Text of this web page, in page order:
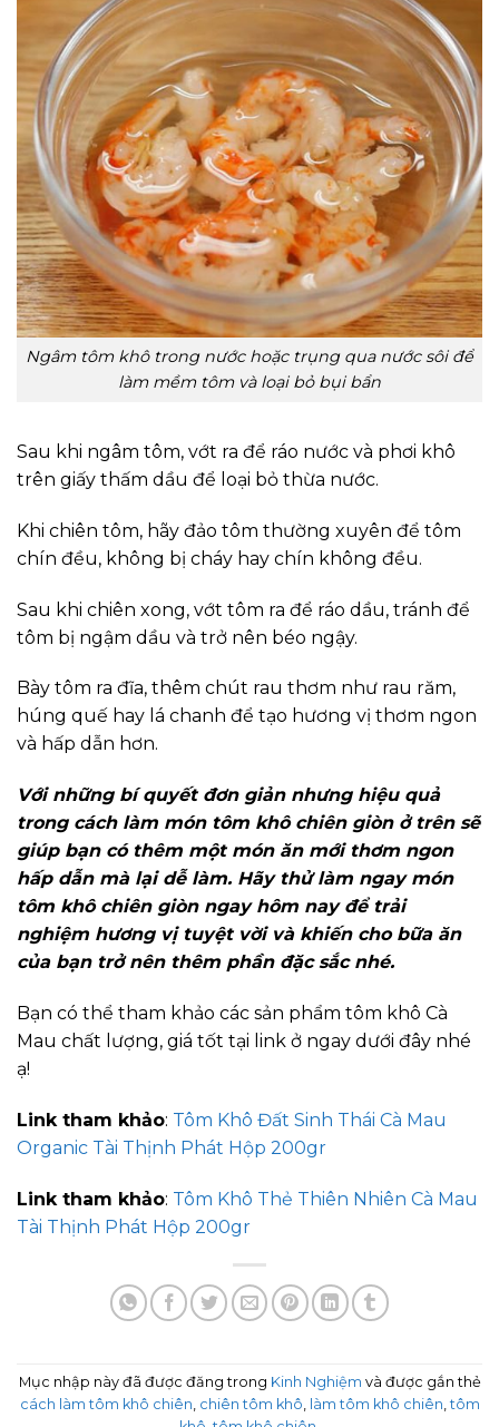
Ngâm tôm khô trong nước hoặc trụng qua nước sôi để
làm mềm tôm và loại bỏ bụi bẩn
Sau khi ngâm tôm, vớt ra để ráo nước và phơi khô
trên giấy thấm dầu để loại bỏ thừa nước.
Khi chiên tôm, hãy đảo tôm thường xuyên để tôm
chín đều, không bị cháy hay chín không đều.
Sau khi chiên xong, vớt tôm ra để ráo dầu, tránh để
tôm bị ngậm dầu và trở nên béo ngậy.
Bày tôm ra đĩa, thêm chút rau thơm như rau răm,
húng quế hay lá chanh để tạo hương vị thơm ngon
và hấp dẫn hơn.
Với những bí quyết đơn giản nhưng hiệu quả
trong cách làm món tôm khô chiên giòn ở trên sẽ
giúp bạn có thêm một món ăn mới thơm ngon
hấp dẫn mà lại dễ làm. Hãy thử làm ngay món
tôm khô chiên giòn ngay hôm nay để trải
nghiệm hương vị tuyệt vời và khiến cho bữa ăn
của bạn trở nên thêm phần đặc sắc nhé.
Bạn có thể tham khảo các sản phẩm tôm khô Cà
Mau chất lượng, giá tốt tại link ở ngay dưới đây nhé
ạ!
Link tham khảo: Tôm Khô Đất Sinh Thái Cà Mau
Organic Tài Thịnh Phát Hộp 200gr
Link tham khảo: Tôm Khô Thẻ Thiên Nhiên Cà Mau
Tài Thịnh Phát Hộp 200gr
Mục nhập này đã được đăng trong Kinh Nghiệm và được gắn thẻ
cách làm tôm khô chiên chiên tôm khô làm tôm khô chiên ,tôm